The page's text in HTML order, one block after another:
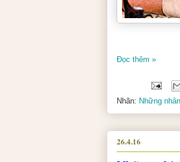
Đọc thêm »
Nhãn: Những
26.4.16